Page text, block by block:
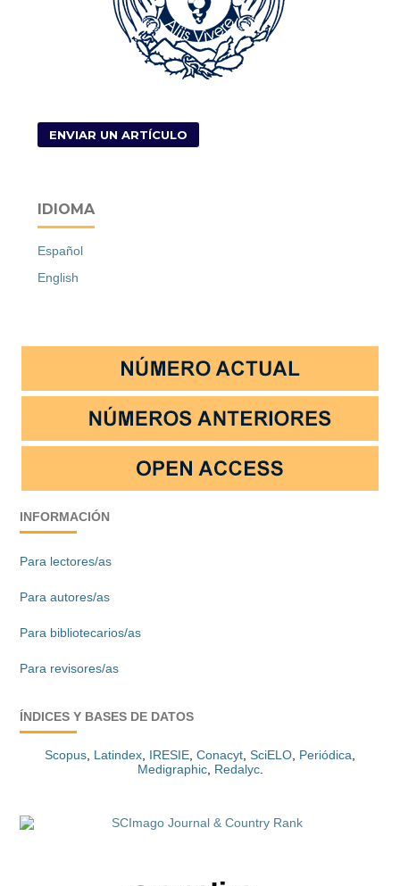
ENVIAR UN ARTÍCULO
IDIOMA
Español
English
INFORMACIÓN
Para lectores/as
Para autores/as
Para bibliotecarios/as
Para revisores/as
ÍNDICES Y BASES DE DATOS
Scopus Latindex IRESIE Conacyt SciELO Periódica
Medigraphic, Redalyc.